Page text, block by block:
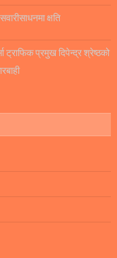
क्षति
ट्राफिक प्रमुख दिपेन्द्र श्रेष्ठको